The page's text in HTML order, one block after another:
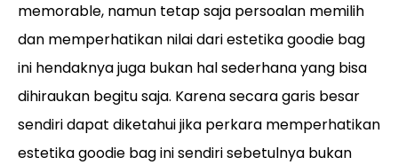
memorable, namun tetap saja persoalan memilih
dan memperhatikan nilai dari estetika goodie bag
ini hendaknya juga bukan hal sederhana yang bisa
dihiraukan begitu saja. Karena secara garis besar
sendiri dapat diketahui jika perkara memperhatikan
estetika goodie bag ini sendiri sebetulnya bukan